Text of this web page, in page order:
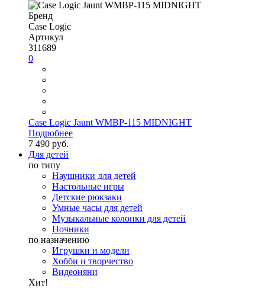
Бренд
Case Logic
Артикул
311689
0
Case Logic Jaunt WMBP-115 MIDNIGHT
Подробнее
7 490 руб.
Для детей
по типу
Наушники для детей
Настольные игры
Детские рюкзаки
Умные часы для детей
Музыкальные колонки для детей
Ночники
по назначению
Игрушки и модели
Хобби и творчество
Видеоняни
Хит!